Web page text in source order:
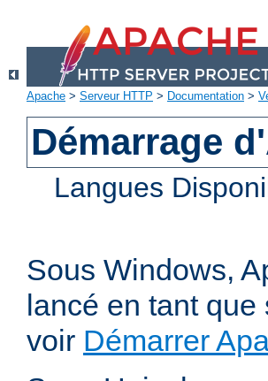
Apache > Serveur HTTP > Documentation >
Démarrage
Langues
Sous Windows,
lancé en tant
voir Démarrer